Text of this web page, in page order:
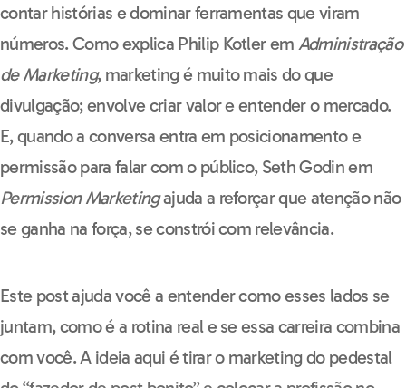
contar histórias e dominar ferramentas que viram
números. Como explica Philip Kotler em Administração
de Marketing, marketing é muito mais do que
divulgação; envolve criar valor e entender o mercado.
E, quando a conversa entra em posicionamento e
permissão para falar com o público, Seth Godin em
Permission Marketingajuda a reforçar que atenção não
se ganha na força, se constrói com relevância.
Este post ajuda você a entender como esses lados se
juntam, como é a rotina real e se essa carreira combina
com você. A ideia aqui é tirar o marketing do pedestal